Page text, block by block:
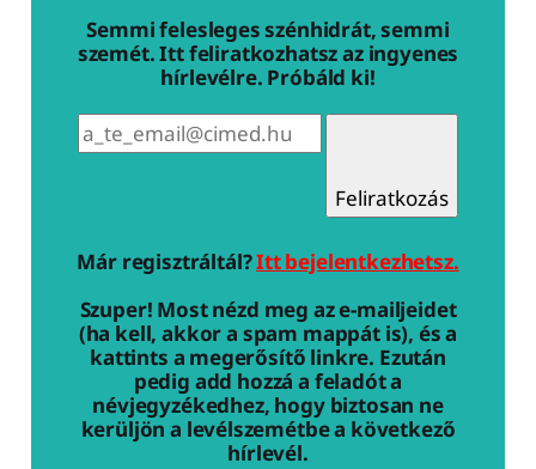
Semmi felesleges szénhidrát, semmi
szemét. Itt feliratkozhatsz az ingyenes
hírlevélre. Próbáld ki!
Feliratkozás
Már regisztráltál?Itt bejelentkezhetsz.
Szuper! Most nézd meg az e-mailjeidet
(ha kell, akkor a spam mappát is), és a
kattints a megerősítő linkre. Ezután
pedig add hozzá a feladót a
névjegyzékedhez, hogy biztosan ne
kerüljön a levélszemétbe a következő
hírlevél.